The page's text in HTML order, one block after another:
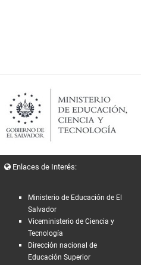
Enlaces de Interés:
Ministerio de Educación de El
Salvador
Viceministerio de Ciencia y
Tecnología
Dirección nacional de
Educación Superior